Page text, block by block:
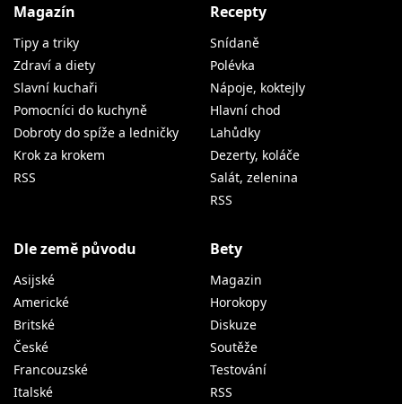
Magazín
Tipy a triky
Zdraví a diety
Slavní kuchaři
Pomocníci do kuchyně
Dobroty do spíže a ledničky
Krok za krokem
RSS
Recepty
Snídaně
Polévka
Nápoje, koktejly
Hlavní chod
Lahůdky
Dezerty, koláče
Salát, zelenina
RSS
Dle země původu
Asijské
Americké
Britské
České
Francouzské
Italské
Bety
Magazin
Horokopy
Diskuze
Soutěže
Testování
RSS